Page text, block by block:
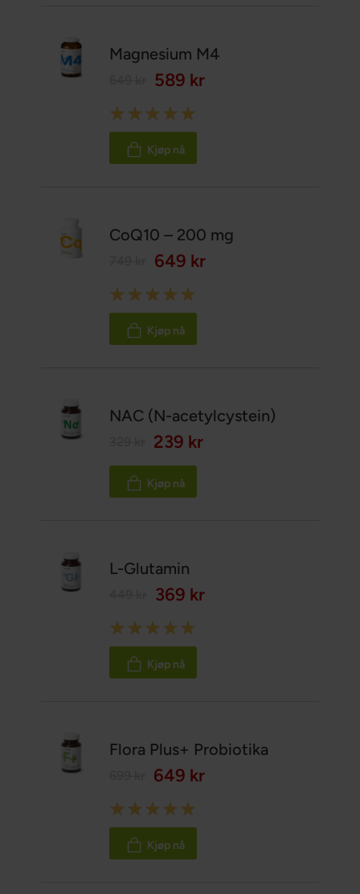
Magnesium M4
589 kr
Rating:
100%
Kjøp nå
CoQ10 – 200 mg
649 kr
Rating:
100%
Kjøp nå
NAC (N-acetylcystein)
239 kr
Kjøp nå
L-Glutamin
369 kr
Rating:
100%
Kjøp nå
Flora Plus+ Probiotika
649 kr
Rating:
100%
Kjøp nå